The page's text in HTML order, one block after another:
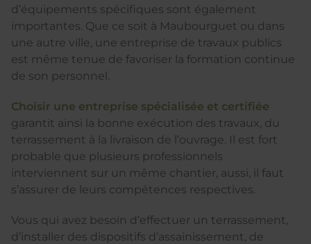
d’équipements spécifiques sont également
importantes. Que ce soit à Maubourguet ou dans
une autre ville, une entreprise de travaux publics
est même tenue de favoriser la formation continue
de son personnel.
Choisir une entreprise spécialisée et certifiée
garantit ainsi la bonne exécution des travaux, du
terrassement à la livraison de l’ouvrage. Il est fort
probable que plusieurs professionnels
interviennent sur un même chantier, aussi, il faut
s’assurer de leurs compétences respectives.
Vous qui avez besoin d’effectuer un terrassement,
d’installer des dispositifs d’assainissement, de